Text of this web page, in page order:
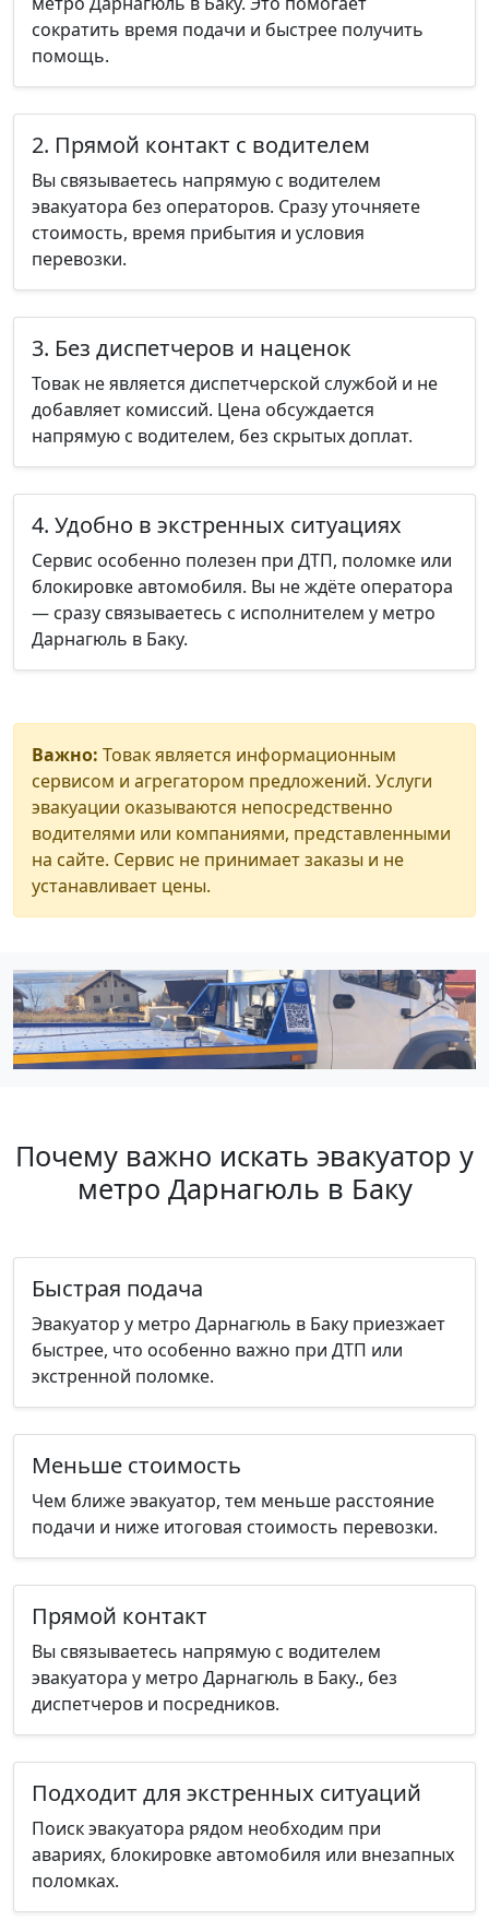
сократить время подачи и быстрее получить
помощь.
2. Прямой контакт с водителем
Вы связываетесь напрямую с водителем
эвакуатора без операторов. Сразу уточняете
стоимость, время прибытия и условия
перевозки.
3. Без диспетчеров и наценок
Товак не является диспетчерской службой и не
добавляет комиссий. Цена обсуждается
напрямую с водителем, без скрытых доплат.
4. Удобно в экстренных ситуациях
Сервис особенно полезен при ДТП, поломке или
блокировке автомобиля. Вы не ждёте оператора
— сразу связываетесь с исполнителем у метро
Дарнагюль в Баку.
Важно: Товак является информационным
сервисом и агрегатором предложений. Услуги
эвакуации оказываются непосредственно
водителями или компаниями, представленными
на сайте. Сервис не принимает заказы и не
устанавливает цены.
Почему важно искать эвакуатор у
метро Дарнагюль в Баку
Быстрая подача
Эвакуатор у метро Дарнагюль в Баку приезжает
быстрее, что особенно важно при ДТП или
экстренной поломке.
Меньше стоимость
Чем ближе эвакуатор, тем меньше расстояние
подачи и ниже итоговая стоимость перевозки.
Прямой контакт
Вы связываетесь напрямую с водителем
эвакуатора у метро Дарнагюль в Баку., без
диспетчеров и посредников.
Подходит для экстренных ситуаций
Поиск эвакуатора рядом необходим при
авариях, блокировке автомобиля или внезапных
поломках.